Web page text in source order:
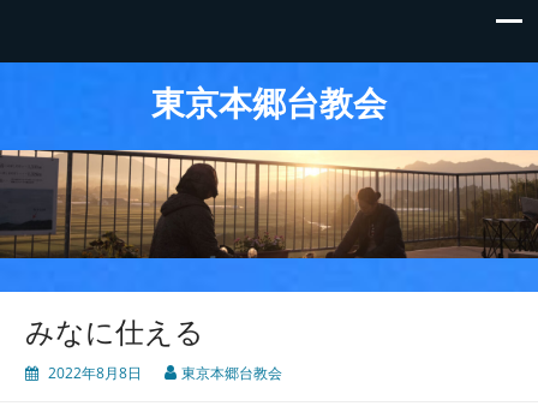
東京本郷台教会
みなに仕える
2022年8月8日 東京本郷台教会